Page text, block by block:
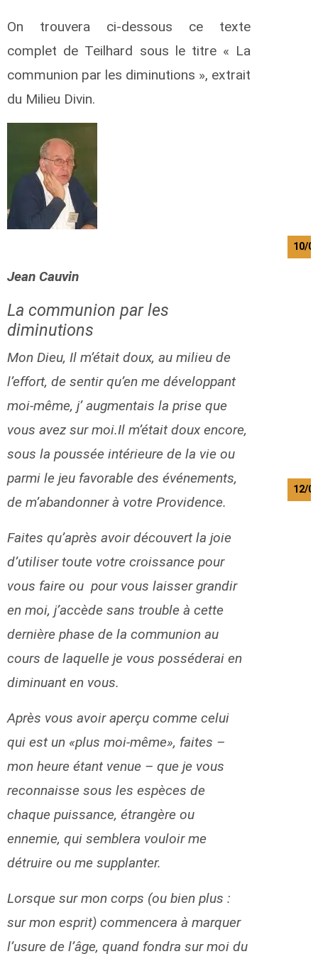
On trouvera ci-dessous ce texte
complet de Teilhard sous le titre « La
communion par les diminutions », extrait
du Milieu Divin.
Jean Cauvin
La communion par les
diminutions
Mon Dieu, Il m’était doux, au milieu de
l’effort, de sentir qu’en me développant
moi-même, j’ augmentais la prise que
vous avez sur moi.Il m’était doux encore,
sous la poussée intérieure de la vie ou
parmi le jeu favorable des événements,
de m’abandonner à votre Providence.
Faites qu’après avoir découvert la joie
d’utiliser toute votre croissance pour
vous faire ou pour vous laisser grandir
en moi, j’accède sans trouble à cette
dernière phase de la communion au
cours de laquelle je vous posséderai en
diminuant en vous.
Après vous avoir aperçu comme celui
qui est un «plus moi-même», faites –
mon heure étant venue – que je vous
reconnaisse sous les espèces de
chaque puissance, étrangère ou
ennemie, qui semblera vouloir me
détruire ou me supplanter.
Lorsque sur mon corps (ou bien plus :
sur mon esprit) commencera à marquer
l’usure de l’âge, quand fondra sur moi du
10/
12/